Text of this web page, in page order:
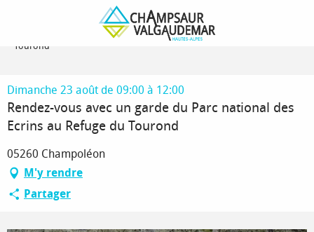
Rendez-vous avec un garde du Parc national des Ecrins au Refuge du
Tourond
Dimanche 23 août de 09:00 à 12:00
Rendez-vous avec un garde du Parc national des
Ecrins au Refuge du Tourond
05260 Champoléon
M'y rendre
Partager